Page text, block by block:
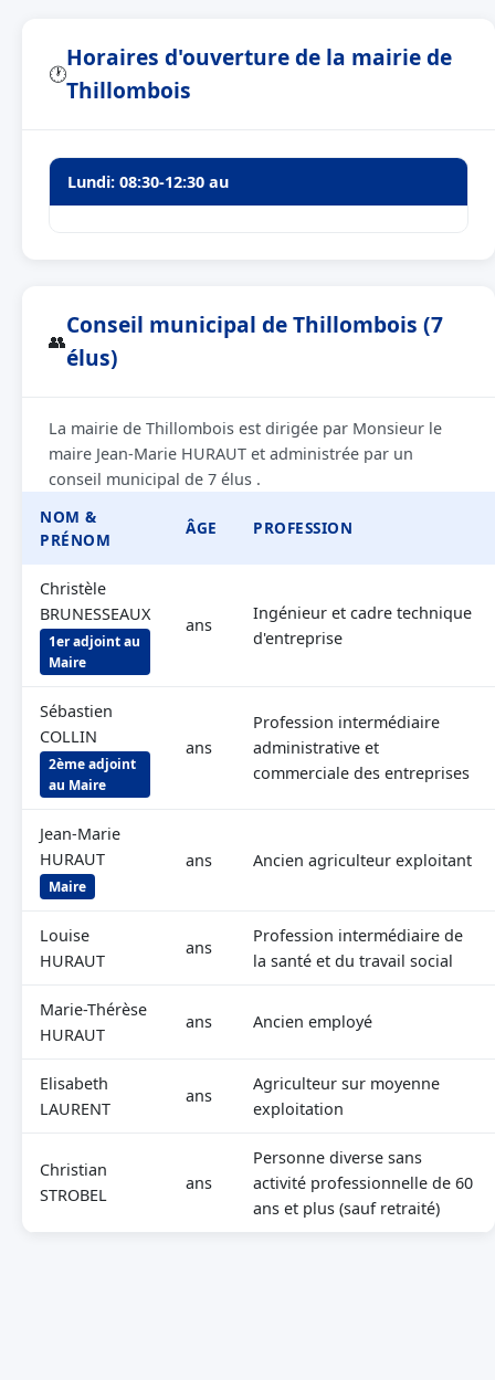
🕐
Horaires d'ouverture de la mairie de
Thillombois
Lundi: 08:30-12:30 au
👥
Conseil municipal de Thillombois (7
élus)
La mairie de Thillombois est dirigée par Monsieur le
maire Jean-Marie HURAUT et administrée par un
conseil municipal de 7 élus .
NOM &
PRÉNOM
ÂGE PROFESSION
Christèle
BRUNESSEAUX
1er adjoint au
Maire
ans
Ingénieur et cadre technique
d'entreprise
Sébastien
COLLIN
2ème adjoint
au Maire
ans
Profession intermédiaire
administrative et
commerciale des entreprises
Jean-Marie
HURAUT
Maire
ans Ancien agriculteur exploitant
Louise
HURAUT
ans
Profession intermédiaire de
la santé et du travail social
Marie-Thérèse
HURAUT
ans Ancien employé
Elisabeth
LAURENT
ans
Agriculteur sur moyenne
exploitation
Christian
STROBEL
ans
Personne diverse sans
activité professionnelle de 60
ans et plus (sauf retraité)